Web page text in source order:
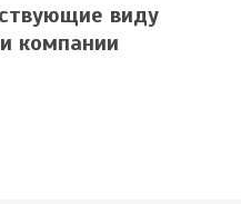
виду
компании